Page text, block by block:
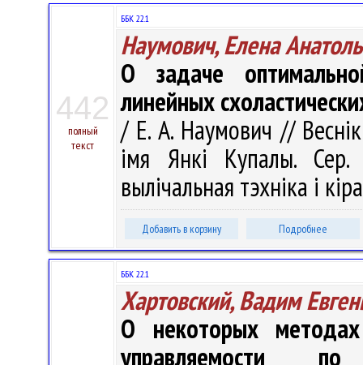
442
полный
текст
ББК 22.1
Наумович, Елена
О задаче
линейных
/ Е. А. Наумович // Веснік
імя Янкі Купалы. Сер.
вылічальная тэхніка і
Добавить в корзину Подробнее
ББК 22.1
Хартовский, Вадим
О некоторых методах
управляемости